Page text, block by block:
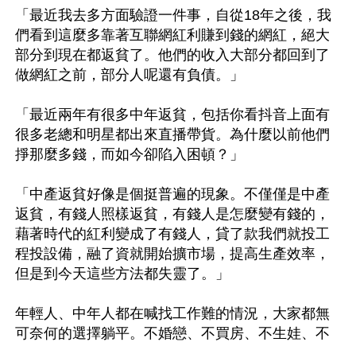
「最近我去多方面驗證一件事，自從18年之後，我
們看到這麼多靠著互聯網紅利賺到錢的網紅，絕大
部分到現在都返貧了。他們的收入大部分都回到了
做網紅之前，部分人呢還有負債。」
「最近兩年有很多中年返貧，包括你看抖音上面有
很多老總和明星都出來直播帶貨。為什麼以前他們
掙那麼多錢，而如今卻陷入困頓？」
「中產返貧好像是個挺普遍的現象。不僅僅是中產
返貧，有錢人照樣返貧，有錢人是怎麼變有錢的，
藉著時代的紅利變成了有錢人，貸了款我們就投工
程投設備，融了資就開始擴市場，提高生產效率，
但是到今天這些方法都失靈了。」
年輕人、中年人都在喊找工作難的情況，大家都無
可奈何的選擇躺平。不婚戀、不買房、不生娃、不